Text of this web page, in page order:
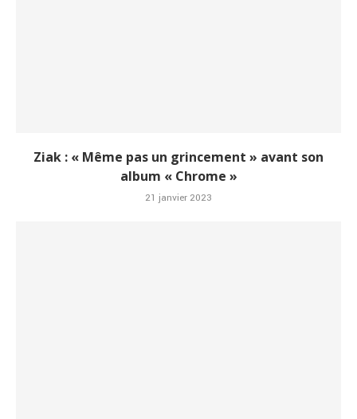
Ziak : « Même pas un grincement » avant son
album « Chrome »
21 janvier 2023